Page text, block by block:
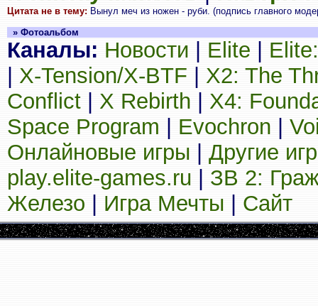
Цитата не в тему: Вынул меч из ножен - руби. (подпись главного
» Фотоальбом
Каналы: Новости Elite
X-Tension/X-BTF
X2: The
Conflict
X Rebirth
X4:
Space Program
Evochron
Онлайновые игры
Другие
play.elite-games.ru
ЗВ 2:
Железо
Игра Мечты Сайт